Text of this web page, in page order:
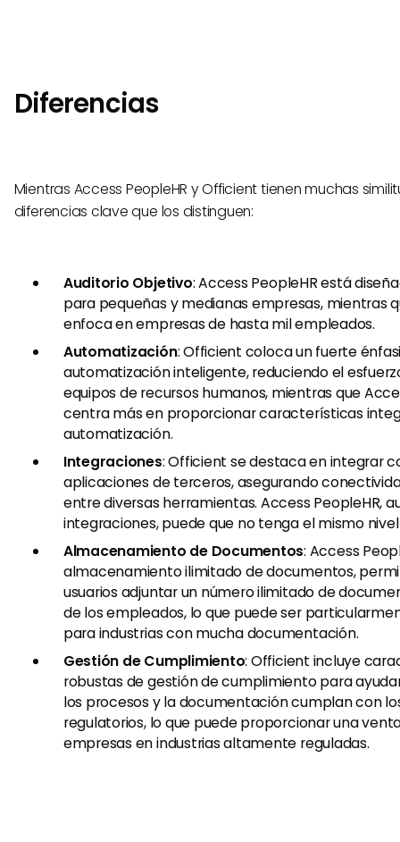
Diferencias
Mientras Access PeopleHR y Officient tienen muchas
diferencias clave que los distinguen:
Auditorio Objetivo: Access PeopleHR está
para pequeñas y medianas empresas, mientras
enfoca en empresas de hasta mil empleados.
Automatización: Officient coloca un fuerte
automatización inteligente, reduciendo el
equipos de recursos humanos, mientras que
centra más en proporcionar características
automatización.
Integraciones: Officient se destaca en integrar
aplicaciones de terceros, asegurando
entre diversas herramientas. Access PeopleHR,
integraciones, puede que no tenga el mismo
Almacenamiento de Documentos: Access
almacenamiento ilimitado de documentos,
usuarios adjuntar un número ilimitado de
de los empleados, lo que puede ser
para industrias con mucha documentación.
Gestión de Cumplimiento: Officient incluye
robustas de gestión de cumplimiento para
los procesos y la documentación cumplan con
regulatorios, lo que puede proporcionar una
empresas en industrias altamente reguladas.